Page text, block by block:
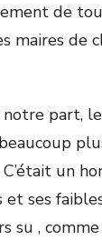
de
maires de
part,
un
ses
su ,